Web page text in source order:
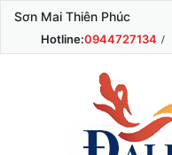
Sơn Mai Thiên Phúc
Hotline:0944727134